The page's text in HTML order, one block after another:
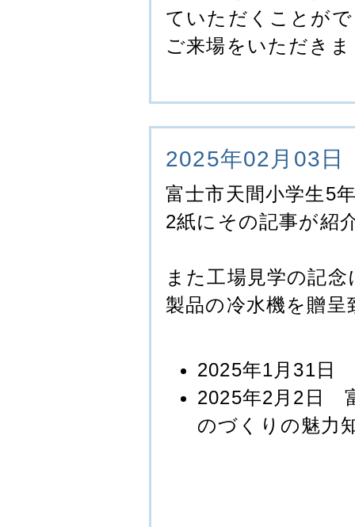
ていただくことが
ご来場をいただき
2025年02月03日
富士市天間小学生5
2紙にその記事が紹
また工場見学の記
製品の冷水機を贈呈
2025年1月31日
2025年2月2日
のづくりの魅力